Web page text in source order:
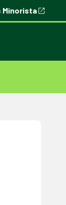
Minorista